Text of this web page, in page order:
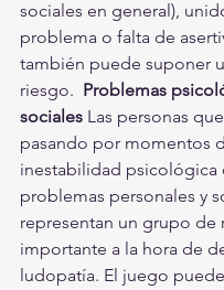
sociales en general),
problema o falta de
también puede suponer
riesgo. Problemas
sociales Las personas
pasando por momentos
inestabilidad psicológica
problemas personales y
representan un grupo de
importante a la hora de
ludopatía. El juego